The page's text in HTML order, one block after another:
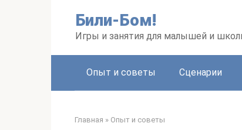
Били-Бом!
Игры и занятия для малышей и
Опыт и советы Сценарии
Главная » Опыт и советы